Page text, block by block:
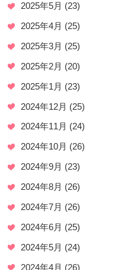
2025年5月 (23)
2025年4月 (25)
2025年3月 (25)
2025年2月 (20)
2025年1月 (23)
2024年12月 (25)
2024年11月 (24)
2024年10月 (26)
2024年9月 (23)
2024年8月 (26)
2024年7月 (26)
2024年6月 (25)
2024年5月 (24)
2024年4月 (26)